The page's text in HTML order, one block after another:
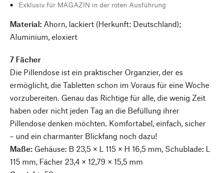
Exklusiv für MAGAZIN in der roten Ausführung
Material: Ahorn, lackiert (Herkunft: Deutschland);
Aluminium, eloxiert
7 Fächer
Die Pillendose ist ein praktischer Organzier, der es
ermöglicht, die Tabletten schon im Voraus für eine Woche
vorzubereiten. Genau das Richtige für alle, die wenig Zeit
haben oder nicht jeden Tag an die Befüllung ihrer
Pillendose denken möchten. Komfortabel, einfach, sicher
– und ein charmanter Blickfang noch dazu!
Maße: Gehäuse: B 23,5 × L 115 × H 16,5 mm, Schublade: L
115 mm, Fächer 23,4 × 12,79 × 15,5 mm